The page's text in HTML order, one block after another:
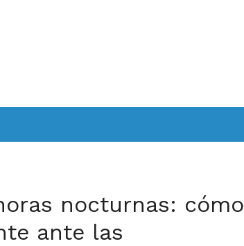
nocturnas: cómo
ante las